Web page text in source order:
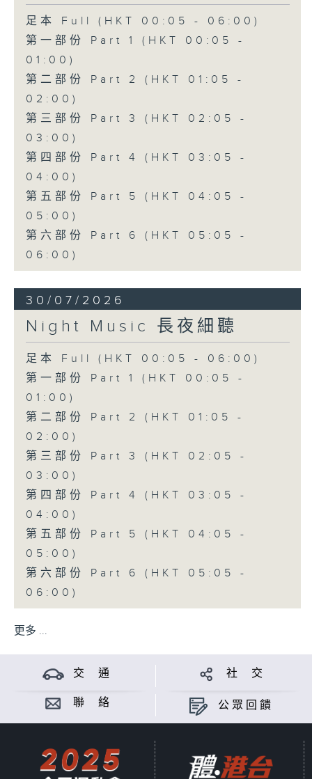
足本 Full (HKT 00:05 - 06:00)
第一部份 Part 1 (HKT 00:05 -
01:00)
第二部份 Part 2 (HKT 01:05 -
02:00)
第三部份 Part 3 (HKT 02:05 -
03:00)
第四部份 Part 4 (HKT 03:05 -
04:00)
第五部份 Part 5 (HKT 04:05 -
05:00)
第六部份 Part 6 (HKT 05:05 -
06:00)
30/07/2026
Night Music 長夜細聽
足本 Full (HKT 00:05 - 06:00)
第一部份 Part 1 (HKT 00:05 -
01:00)
第二部份 Part 2 (HKT 01:05 -
02:00)
第三部份 Part 3 (HKT 02:05 -
03:00)
第四部份 Part 4 (HKT 03:05 -
04:00)
第五部份 Part 5 (HKT 04:05 -
05:00)
第六部份 Part 6 (HKT 05:05 -
06:00)
更多 ...
交 通 社 交
聯 絡 公眾回饋